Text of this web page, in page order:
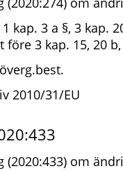
kap. 3 a §, 3 kap.
före 3 kap. 15, 20 b,
2010/31/EU
(2020:433) om